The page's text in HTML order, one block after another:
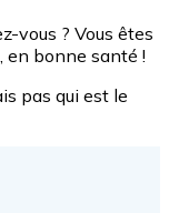
vous ? Vous êtes
en bonne santé !
pas qui est le